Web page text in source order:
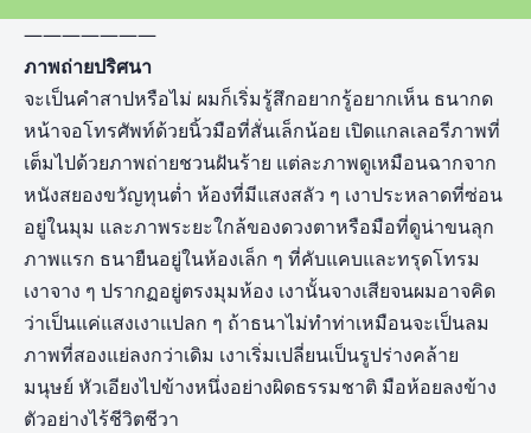
———————
ภาพถ่ายปริศนา
จะเป็นคำสาปหรือไม่ ผมก็เริ่มรู้สึกอยากรู้อยากเห็น ธนากด
หน้าจอโทรศัพท์ด้วยนิ้วมือที่สั่นเล็กน้อย เปิดแกลเลอรีภาพที่
เต็มไปด้วยภาพถ่ายชวนฝันร้าย แต่ละภาพดูเหมือนฉากจาก
หนังสยองขวัญทุนต่ำ ห้องที่มีแสงสลัว ๆ เงาประหลาดที่ซ่อน
อยู่ในมุม และภาพระยะใกล้ของดวงตาหรือมือที่ดูน่าขนลุก
ภาพแรก ธนายืนอยู่ในห้องเล็ก ๆ ที่คับแคบและทรุดโทรม
เงาจาง ๆ ปรากฏอยู่ตรงมุมห้อง เงานั้นจางเสียจนผมอาจคิด
ว่าเป็นแค่แสงเงาแปลก ๆ ถ้าธนาไม่ทำท่าเหมือนจะเป็นลม
ภาพที่สองแย่ลงกว่าเดิม เงาเริ่มเปลี่ยนเป็นรูปร่างคล้าย
มนุษย์ หัวเอียงไปข้างหนึ่งอย่างผิดธรรมชาติ มือห้อยลงข้าง
ตัวอย่างไร้ชีวิตชีวา